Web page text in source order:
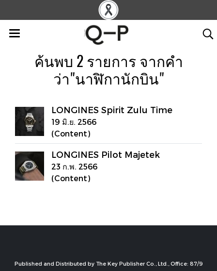
ค้นพบ 2 รายการ จากคำ
ว่า"นาฬิกานักบิน"
LONGINES Spirit Zulu Time
19 มิ.ย. 2566
(Content)
LONGINES Pilot Majetek
23 ก.พ. 2566
(Content)
Published and Distributed by The Key Publisher Co., Ltd., Office: 87/9